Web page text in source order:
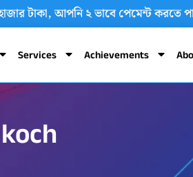
টাকা, আপনি ২ ভাবে পেমেন্ট
Services Achievements